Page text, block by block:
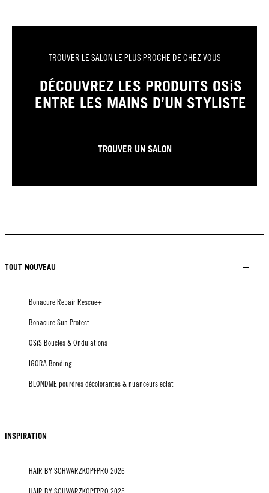
TROUVER LE SALON LE PLUS PROCHE DE CHEZ VOUS
DÉCOUVREZ LES PRODUITS OSiS
ENTRE LES MAINS D’UN STYLISTE
TROUVER UN SALON
TOUT NOUVEAU
Bonacure Repair Rescue+
Bonacure Sun Protect
OSiS Boucles & Ondulations
IGORA Bonding
BLONDME pourdres décolorantes & nuanceurs eclat
INSPIRATION
HAIR BY SCHWARZKOPFPRO 2026